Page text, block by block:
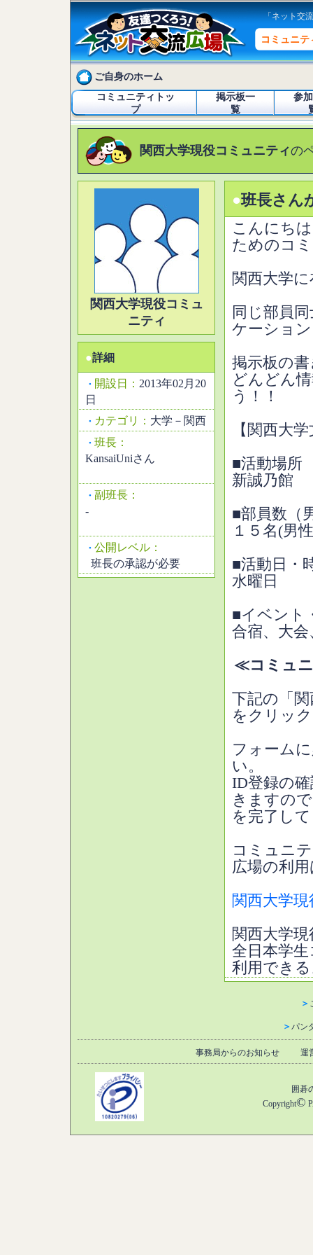
「ネット交
コミュニテ
ご自身のホーム
コミュニティトッ
プ
掲示板一
覧
参
関西大学現役コミュニティの
関西大学現役コミュ
ニティ
●詳細
・ 開設日： 2013年02月20
日
・ カテゴリ： 大学－関西
・ 班長：
KansaiUniさん
・ 副班長：
-
・ 公開レベル：
班長の承認が必要
●班長さん
こんにち
ためのコ
関西大学
同じ部員
ケーショ
掲示板の
どんどん
う！！
【関西大
■活動場所
新誠乃館
■部員数（
１５名(男
■活動日・
水曜日
■イベント
合宿、大
≪コミュ
下記の「
をクリッ
フォーム
い。
ID登録の
きますの
を完了し
コミュニ
広場の利
関西大学
関西大学
全日本学
利用でき
＞
＞ パン
事務局からのお知らせ 運
囲碁
Copyright©